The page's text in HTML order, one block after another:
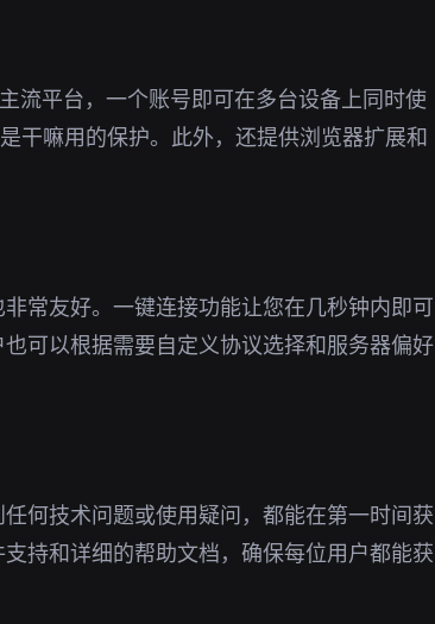
流平台，一个账号即可在多台设备上同时使
干嘛用的保护。此外，还提供浏览器扩展和
常友好。一键连接功能让您在几秒钟内即可
可以根据需要自定义协议选择和服务器偏好
何技术问题或使用疑问，都能在第一时间获
持和详细的帮助文档，确保每位用户都能获